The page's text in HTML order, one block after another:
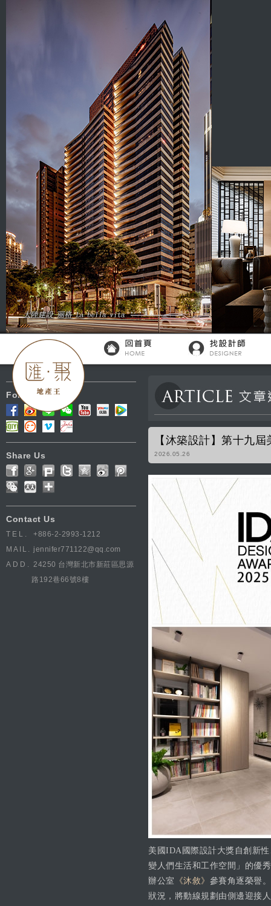
Follow Us
Share Us
Contact Us
TEL.
+886-2-2993-1212
MAIL. jennifer771122@qq.com
ADD. 24250 台灣新北市新莊區思源
路192巷66號8樓
【沐築設計】第十九
2026.05.26
美國IDA國際設計大獎自創新
變人們生活和工作空間」的優
辦公室 《沐敘》 參賽角逐榮譽
狀況，將動線規劃由側邊迎接